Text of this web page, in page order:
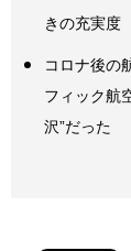
きの充実度
コロナ後の
フィック航
沢”だった